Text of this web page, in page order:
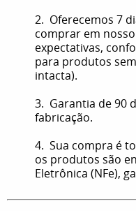
2. Oferecemos 7
comprar em
expectativas,
para produtos
intacta).
3. Garantia de 90
fabricação.
4. Sua compra é
os produtos são
Eletrônica (NFe),